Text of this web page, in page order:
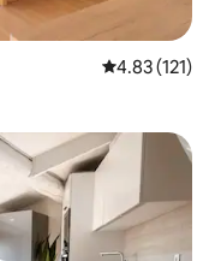
औसत रेटिंग 5 में से
4.83 (121)